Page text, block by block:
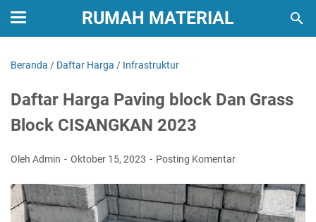
RUMAH MATERIAL
Beranda / Daftar Harga / Infrastruktur
Daftar Harga Paving block Dan Grass
Block CISANGKAN 2023
Oleh Admin Oktober 15, 2023 Posting Komentar